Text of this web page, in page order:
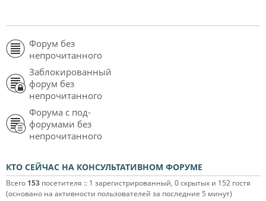
Форум без
непрочитанного
Заблокированный
форум без
непрочитанного
Форума с под-
форумами без
непрочитанного
КТО СЕЙЧАС НА КОНСУЛЬТАТИВНОМ ФОРУМЕ
Всего 153 посетителя :: 1 зарегистрированный, 0 скрытых и 152 гостя
(основано на активности пользователей за последние 5 минут)